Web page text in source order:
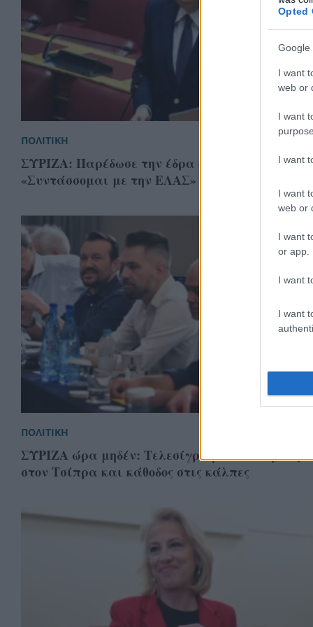
Opted
Google
I want
web or
I want
I want
I want
web or
I want
or app.
I want
I want
ΠΟΛΙΤΙΚΗ
ΣΥΡΙΖΑ: Παρέδωσε την έδρα ο Συμεών
«Συντάσσομαι με την ΕΛΑΣ»
ΠΟΛΙΤΙΚΗ
ΣΥΡΙΖΑ ώρα μηδέν: Τελεσίγραφο Πολάκη, πυρά
στον Τσίπρα και κάθοδος στις κάλπες